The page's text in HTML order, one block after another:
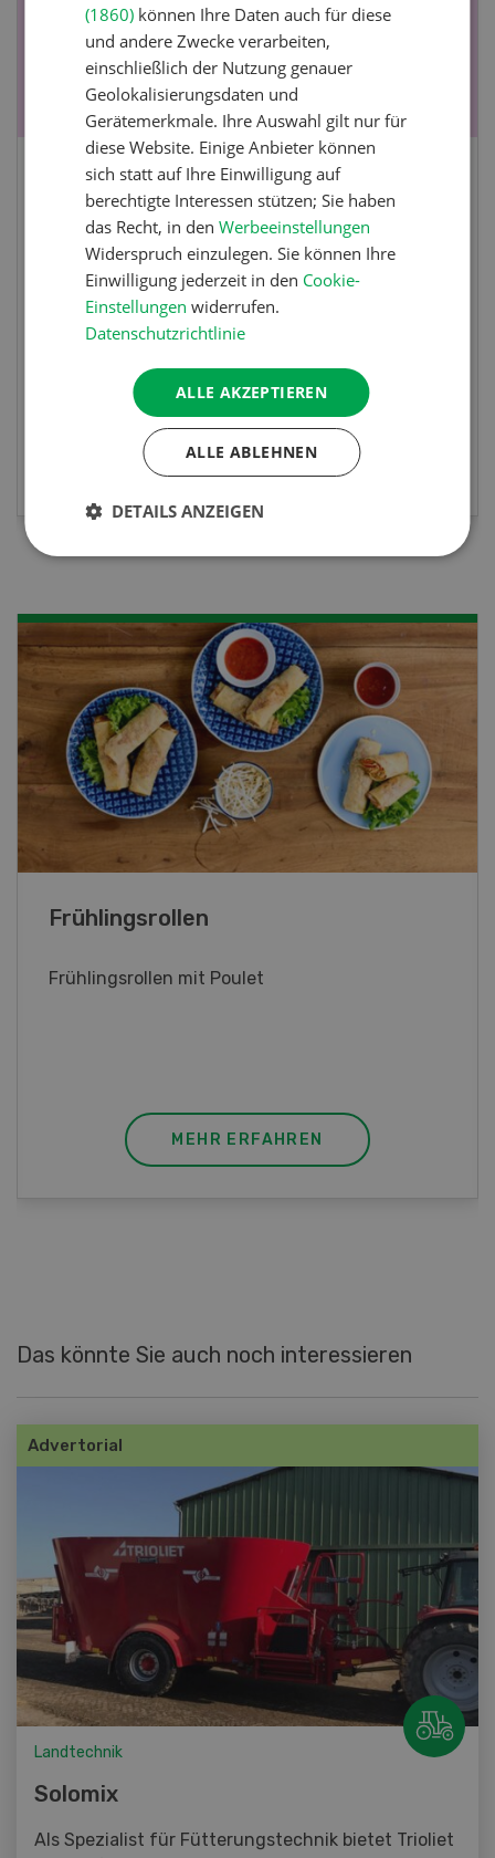
Fachkurs Aquakultur
Sind Sie in der Fischzucht tätig oder
interessieren Sie sich für das Thema? In
diesem Fall ist unser FBA-Weiterbildungskurs
die perfekte Wahl für Sie. Der Abschluss lässt
berufsunabhängigen Ausweis erweitern.
MEHR ZUR VERANSTALTUNG
Poulet mit Spinat-Dörrtomaten-
MEHR ERFAHREN
Das könnte Sie auch noch interessieren
Advertorial
Landtechnik
Solomix
Als Spezialist für Fütterungstechnik bietet Trioliet
(1860) können Ihre Daten auch für diese
und andere Zwecke verarbeiten,
einschließlich der Nutzung genauer
Geolokalisierungsdaten und
Gerätemerkmale. Ihre Auswahl gilt nur für
diese Website. Einige Anbieter können
sich statt auf Ihre Einwilligung auf
berechtigte Interessen stützen; Sie haben
das Recht, in denWerbeeinstellungen
Widerspruch einzulegen. Sie können Ihre
Einwilligung jederzeit in den Cookie-
Einstellungen widerrufen.
Datenschutzrichtlinie
ALLE AKZEPTIEREN
ALLE ABLEHNEN
DETAILS ANZEIGEN